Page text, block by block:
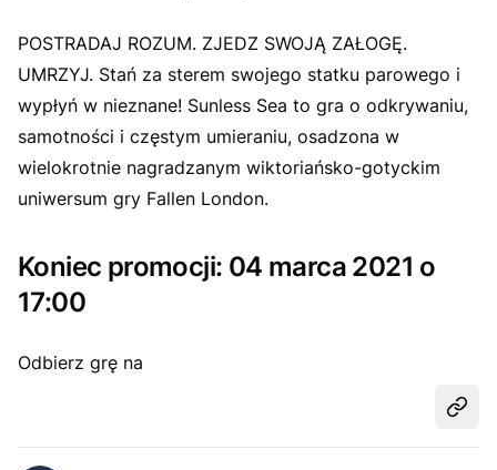
POSTRADAJ ROZUM. ZJEDZ SWOJĄ ZAŁOGĘ.
UMRZYJ. Stań za sterem swojego statku parowego i
wypłyń w nieznane! Sunless Sea to gra o odkrywaniu,
samotności i częstym umieraniu, osadzona w
wielokrotnie nagradzanym wiktoriańsko-gotyckim
uniwersum gry Fallen London.
Koniec promocji: 04 marca 2021 o
17:00
Odbierz grę na